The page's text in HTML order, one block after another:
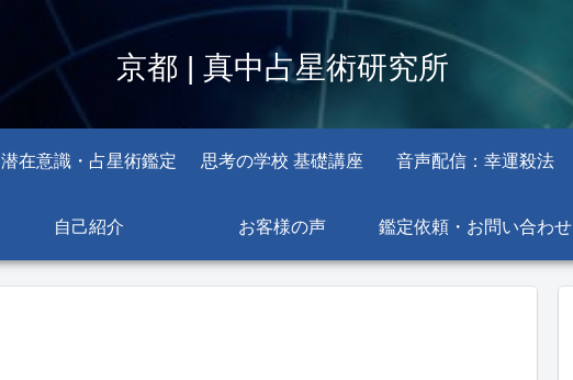
京都 | 真中占星術研究所
潜在意識・占星術鑑定 思考の学校 基礎講座 音声配信：幸運殺法
自己紹介 お客様の声 鑑定依頼・お問い合わせ